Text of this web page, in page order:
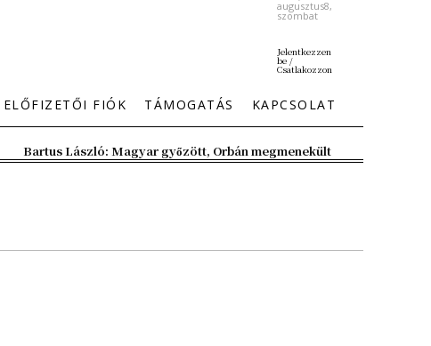
augusztus8,
szombat
Jelentkezzen
be /
Csatlakozzon
ELŐFIZETŐI FIÓK TÁMOGATÁS KAPCSOLAT
Bartus László: Magyar győzött, Orbán megmenekült